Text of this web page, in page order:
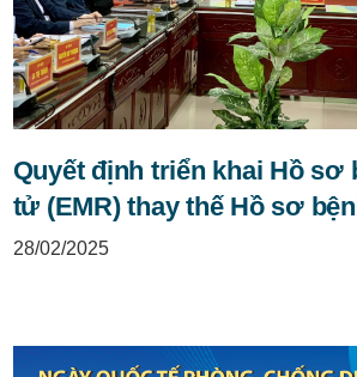
Quyết định triển khai Hồ sơ
tử (EMR) thay thế Hồ sơ
28/02/2025